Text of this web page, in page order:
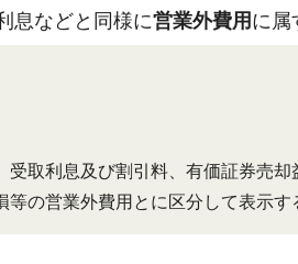
息などと同様に営業外費用に属
取利息及び割引料、有価証券売
の営業外費用とに区分して表示す